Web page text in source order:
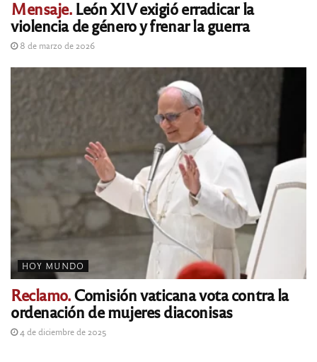
Mensaje.León XIV exigió erradicar la
violencia de género y frenar la guerra
8 de marzo de 2026
HOY MUNDO
Reclamo.Comisión vaticana vota contra la
ordenación de mujeres diaconisas
4 de diciembre de 2025